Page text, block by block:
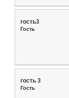
гость3
Гость
гость 3
Гость